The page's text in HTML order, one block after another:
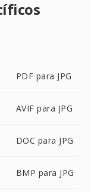
PDF para JPG
AVIF para JPG
DOC para JPG
BMP para JPG